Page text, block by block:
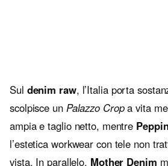
Sul denim raw, l’Italia porta
scolpisce un Palazzo Cropa vita
ampia e taglio netto, mentre
l’estetica workwear con tele non
vista. In parallelo, Mother Denim